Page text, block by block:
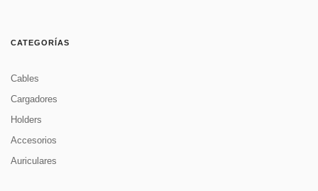
CATEGORÍAS
Cables
Cargadores
Holders
Accesorios
Auriculares